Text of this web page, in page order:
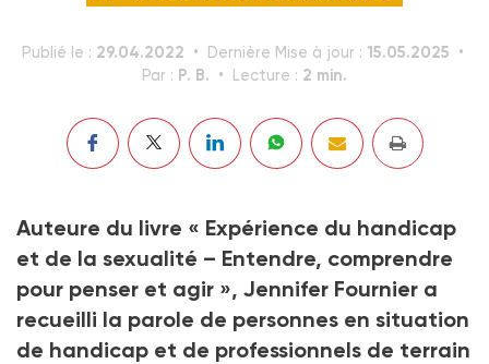
Publié le : 29.04.2022 Dernière Mise à jour : 15.05.2025
Par : P. B. Lecture : 2 min.
Auteure du livre « Expérience du handicap
et de la sexualité – Entendre, comprendre
pour penser et agir », Jennifer Fournier a
recueilli la parole de personnes en situation
de handicap et de professionnels de terrain